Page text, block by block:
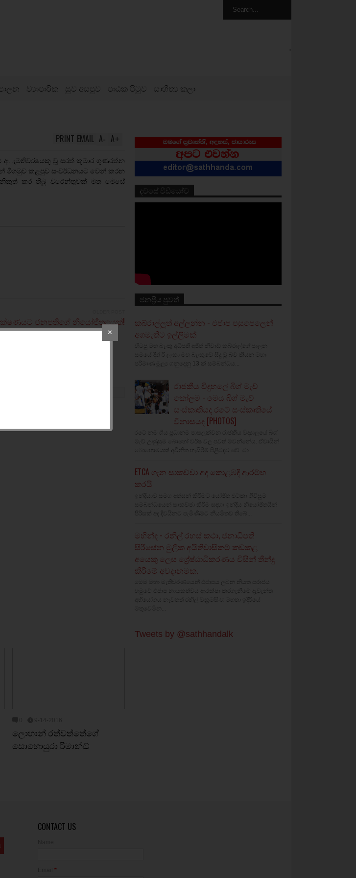
.
ව්‍යාපාරික සුව අසපුව පාඨක පිටුව සාහිත්‍ය කලා
A+
A-
EMAIL
PRINT
අැමතිවරයෙකු වූ සරත් කුමාර ගුණරත්න
මීගමුව කළපුව සංවර්ධනයට වෙන් කරන
නිකුත් කර තිබූ වරෙන්තුවක් මත මෙසේ
ජනපතිගේ නියෝජිතයෙක්!
ලොහාන් රත්වත්තේගේ
සොහොයුරා රිමාන්ඩ්
දවසේ වීඩියෝව
ජනප්‍රිය පුවත්
කබ්රාල්ලුත් අල්ලන්න - එජාප පසුපෙලෙන්
අගමැතිට ඉල්ලීමක්
හිටපු මහ බැංකු අධිපති අජිත් නිවාඩ් කබ්රාල්ගේ පාලන
සමයේ දීශ්‍ රී ලංකා මහ බැංකුවේ සිදු වූ බව කියන මහා
පරිමාණ මූල්‍ය ගනුදෙනු 13 ක් සම්බන්ධය...
රාජකීය විදුහලේ බිග් මැච්
කෝලම - මෙය බිග් මැච්
සංස්කෘතියද රටේ සංස්කෘතියේ
විනාසයද [PHOTOS]
රටේ නම ගිය ප්‍රධානම පාසලක්වන රාජකීය විද්‍යාලයේ බිග්
මැච් උණුසුම බොහෝ වර්ෂ වල පුවත් මවන්නේය. ඒවායින්
බොහොමයක් අවිනීත හැසිරීම් පිළිබඳව වේ. බා...
ETCA ගැන සාකච්චා අද කොළඹදී ආරම්භ
කරයි
ඉන්දියාව සමග අත්සන් කිරීමට යෝජිත එට්කා ගිවිසුම
සම්බන්ධයෙන් සාකච්ඡා කිරීම සඳහා ඉන්දීය නියෝජිතයින්
පිරිසක් අද දිවයිනට පැමිණීමට නියමිතව තිබේ...
මහින්ද - රනිල් රහස් කථා, ජනාධිපති
සිරිසේන මුලික අයිතිවාසිකම් කඩකළ
අයෙකු ලෙස ශ්‍රේෂ්ඨාධිකරණය විසින් තීන්දු
කිරීමේ අවදානමක.
මෙම මහා මැතිවරණයෙන් එජාපය ලබන නියත පරාජය
හමුවේ එජාප නායකත්වය ආරක්ෂා කරගැනීමේ දැවැන්ත
අභියෝගය නැවතත් රනිල් වික්‍රමසිංහ මහතා ඉදිරියේ
මතුවෙමින...
Tweets by @sathhandalk
✕
CONTACT US
*